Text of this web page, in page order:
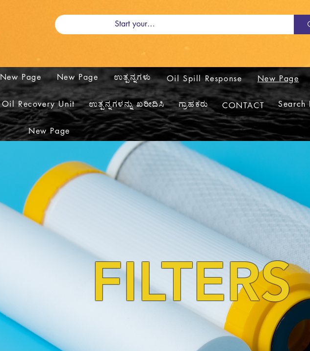
New Page New Page ಉತ್ಪನ್ನಗಳು Oil Spill Response New Page
Oil Recovery Unit ಉತ್ಪನ್ನಗಳನ್ನು ಖರೀದಿಸಿ ಗ್ರಾಹಕರು CONTACT Search
New Page
FILTERS